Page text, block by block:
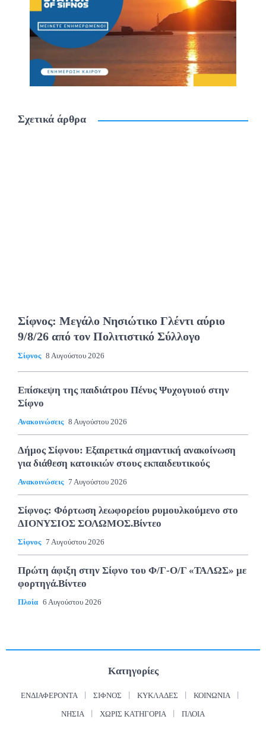
Σχετικά άρθρα
Σίφνος: Μεγάλο Νησιώτικο Γλέντι αύριο
9/8/26 από τον Πολιτιστικό Σύλλογο
Σίφνος 8 Αυγούστου 2026
Επίσκεψη της παιδιάτρου Πένυς Ψυχογυιού στην
Σίφνο
Ανακοινώσεις 8 Αυγούστου 2026
Δήμος Σίφνου: Εξαιρετικά σημαντική ανακοίνωση
για διάθεση κατοικιών στους εκπαιδευτικούς
Ανακοινώσεις 7 Αυγούστου 2026
Σίφνος: Φόρτωση λεωφορείου ρυμουλκούμενο στο
ΔΙΟΝΥΣΙΟΣ ΣΟΛΩΜΟΣ.Βίντεο
Σίφνος 7 Αυγούστου 2026
Πρώτη άφιξη στην Σίφνο του Φ/Γ-Ο/Γ «ΤΑΛΩΣ» με
φορτηγά.Βίντεο
Πλοία 6 Αυγούστου 2026
Κατηγορίες
ΕΝΔΙΑΦΈΡΟΝΤΑ ΣΊΦΝΟΣ ΚΥΚΛΆΔΕΣ ΚΟΙΝΩΝΊΑ
ΝΗΣΙΆ ΧΩΡΊΣ ΚΑΤΗΓΟΡΊΑ ΠΛΟΊΑ